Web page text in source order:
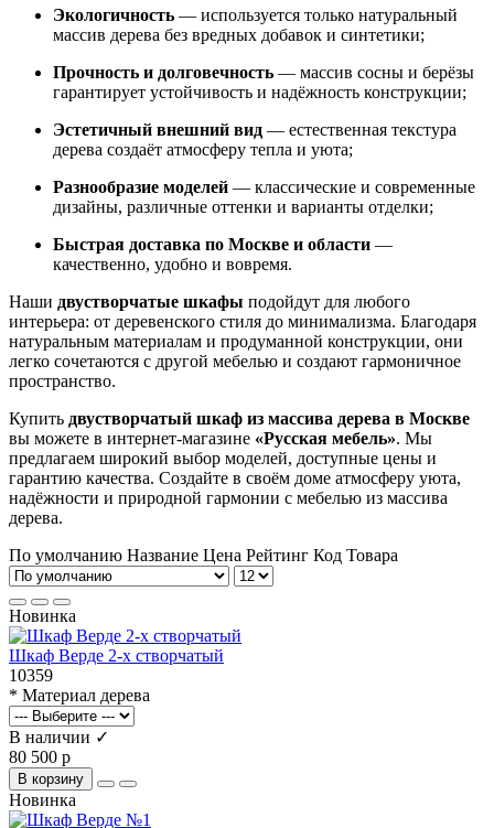
Экологичность — используется только натуральный
массив дерева без вредных добавок и синтетики;
Прочность и долговечность — массив сосны и берёзы
гарантирует устойчивость и надёжность конструкции;
Эстетичный внешний вид — естественная текстура
дерева создаёт атмосферу тепла и уюта;
Разнообразие моделей — классические и современные
дизайны, различные оттенки и варианты отделки;
Быстрая доставка по Москве и области —
качественно, удобно и вовремя.
Наши двустворчатые шкафы подойдут для любого
интерьера: от деревенского стиля до минимализма. Благодаря
натуральным материалам и продуманной конструкции, они
легко сочетаются с другой мебелью и создают гармоничное
пространство.
Купить двустворчатый шкаф из массива дерева в Москве
вы можете в интернет-магазине «Русская мебель». Мы
предлагаем широкий выбор моделей, доступные цены и
гарантию качества. Создайте в своём доме атмосферу уюта,
надёжности и природной гармонии с мебелью из массива
дерева.
По умолчанию Название Цена Рейтинг Код Товара
Новинка
Шкаф Верде 2-х створчатый
10359
* Материал дерева
В наличии ✓
80 500 р
В корзину
Новинка